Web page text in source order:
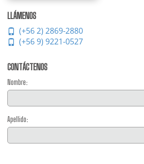
LLÁMENOS
(+56 2) 2869-2880
(+56 9) 9221-0527
CONTÁCTENOS
Nombre:
Apellido: